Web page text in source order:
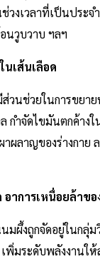
วงเวลาที่เป็นประจ
นวูบวาบ ฯลฯ
เส้นเลือด
วนช่วยในการขยา
กำจัดไขมันตกค้าง
ผลาญของร่างกาย
าการเหนื่อยล้าขอ
มผึ้งถูกจัดอยู่ในกลุ่
พิ่มระดับพลังงานใ